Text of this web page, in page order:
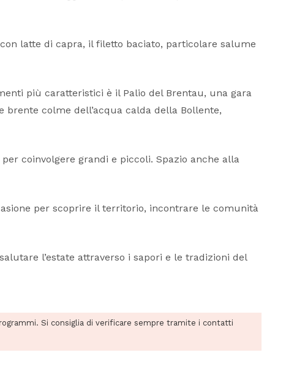
latte di capra, il filetto baciato, particolare salume
più caratteristici è il Palio del Brentau, una gara
colme dell’acqua calda della Bollente,
coinvolgere grandi e piccoli. Spazio anche alla
per scoprire il territorio, incontrare le comunità
l’estate attraverso i sapori e le tradizioni del
Si consiglia di verificare sempre tramite i contatti